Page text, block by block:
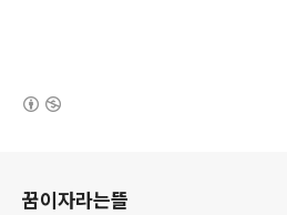
꿈이자라는뜰